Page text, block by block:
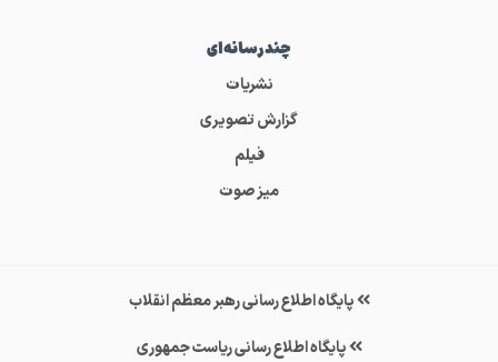
چندرسانه‌ای
نشریات
گزارش تصویری
فیلم
میز صوت
پایگاه اطلاع رسانی رهبر معظم انقلاب
پایگاه اطلاع رسانی ریاست جمهوری